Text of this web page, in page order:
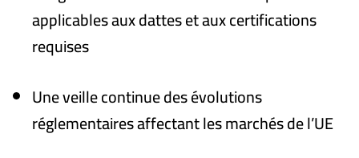
applicables aux dattes et aux certifications
requises
Une veille continue des évolutions
réglementaires affectant les marchés de l’UE